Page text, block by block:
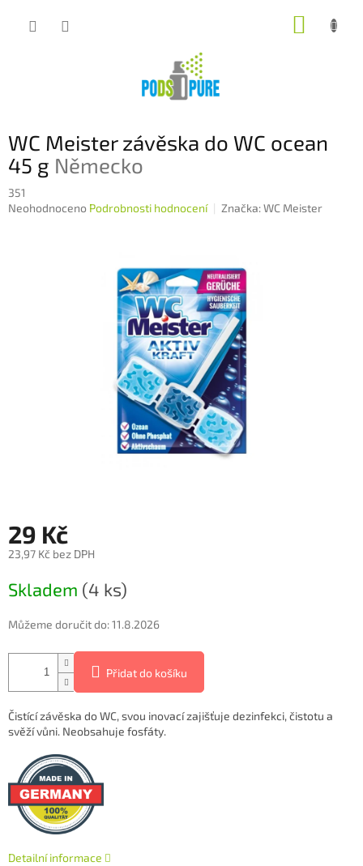
WC Meister závěska do WC ocean
45 g Německo
351
Průměrné
Neohodnoceno Podrobnosti hodnocení Značka:WC Meister
29 Kč
23,97 Kč bez DPH
cena:
Skladem (4 ks)
Můžeme doručit do:11.8.2026
Přidat do košíku
Čistící závěska do WC, svou inovací zajišťuje dezinfekci, čistotu a
svěží vůni. Neobsahuje fosfáty.
Detailní informace